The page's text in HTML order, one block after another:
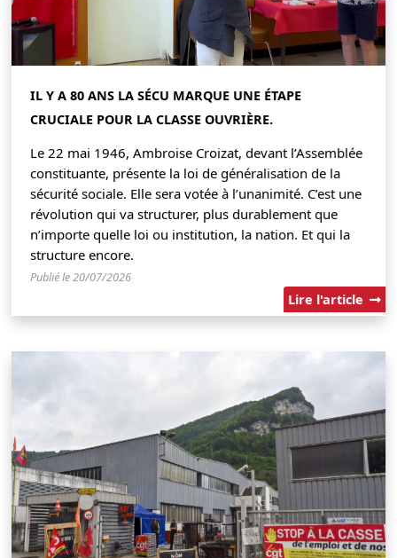
IL Y A 80 ANS LA SÉCU MARQUE UNE ÉTAPE
CRUCIALE POUR LA CLASSE OUVRIÈRE.
Le 22 mai 1946, Ambroise Croizat, devant l’Assemblée
constituante, présente la loi de généralisation de la
sécurité sociale. Elle sera votée à l’unanimité. C’est une
révolution qui va structurer, plus durablement que
n’importe quelle loi ou institution, la nation. Et qui la
structure encore.
Publié le 20/07/2026
Lire l'article